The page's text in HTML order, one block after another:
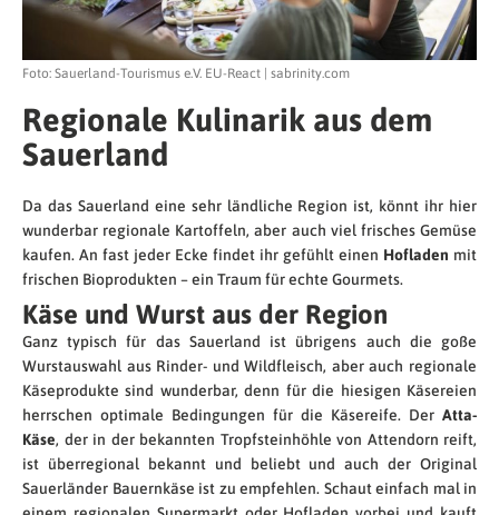
Foto: Sauerland-Tourismus e.V. EU-React | sabrinity.com
Regionale Kulinarik aus dem
Sauerland
Da das Sauerland eine sehr ländliche Region ist, könnt ihr hier
wunderbar regionale Kartoffeln, aber auch viel frisches Gemüse
kaufen. An fast jeder Ecke findet ihr gefühlt einen Hofladen mit
frischen Bioprodukten – ein Traum für echte Gourmets.
Käse und Wurst aus der Region
Ganz typisch für das Sauerland ist übrigens auch die goße
Wurstauswahl aus Rinder- und Wildfleisch, aber auch regionale
Käseprodukte sind wunderbar, denn für die hiesigen Käsereien
herrschen optimale Bedingungen für die Käsereife. Der Atta-
Käse, der in der bekannten Tropfsteinhöhle von Attendorn reift,
ist überregional bekannt und beliebt und auch der Original
Sauerländer Bauernkäse ist zu empfehlen. Schaut einfach mal in